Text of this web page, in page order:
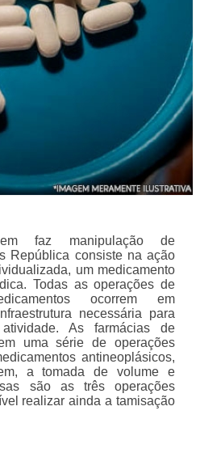
faz manipulação de
República consiste na ação
um medicamento
Todas as operações de
ocorrem em
necessária para
As farmácias de
uma série de operações
antineoplásicos,
a tomada de volume e
são as três operações
realizar ainda a tamisação